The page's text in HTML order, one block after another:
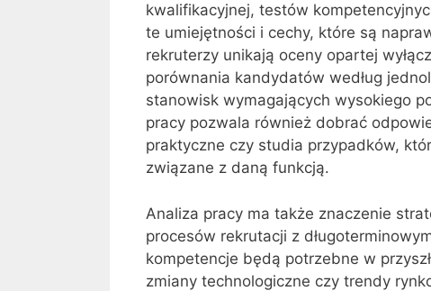
kwalifikacyjnej, testów
te umiejętności i cechy, które są
rekruterzy unikają oceny opartej
porównania kandydatów według
stanowisk wymagających wysokiego
pracy pozwala również dobrać
praktyczne czy studia przypadków,
związane z daną funkcją.
Analiza pracy ma także znaczenie
procesów rekrutacji z
kompetencje będą potrzebne w
zmiany technologiczne czy trendy